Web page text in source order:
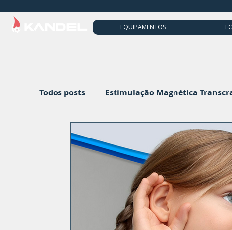
EQUIPAMENTOS
Todos posts Estimulação Magnética
Eletroneuromiografia
Audiologia Neurofeedback